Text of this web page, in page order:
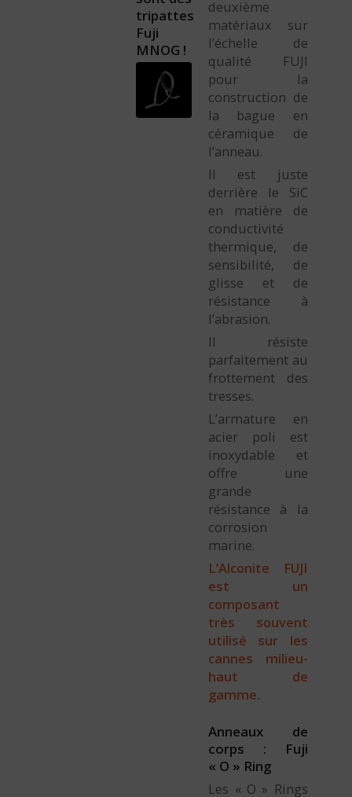
tripattes
Fuji
MNOG !
deuxième
matériaux sur
l’échelle de
qualité FUJI
pour la
construction de
la bague en
céramique de
l’anneau.
Il est juste
derrière le SiC
en matière de
conductivité
thermique, de
sensibilité, de
glisse et de
résistance à
l’abrasion.
Il résiste
parfaitement au
frottement des
tresses.
L’armature en
acier poli est
inoxydable et
offre une
grande
résistance à la
corrosion
marine.
L’Alconite FUJI
est un
composant
très souvent
utilisé sur les
cannes milieu-
haut de
gamme.
Anneaux de
corps : Fuji
« O » Ring
Les « O » Rings